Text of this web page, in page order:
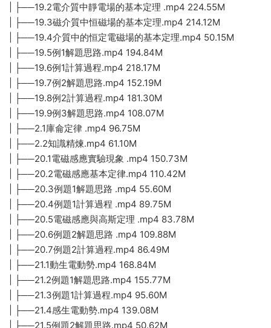
| ├──19.2電介質中靜電場的基本定理 .mp4 224.55M
| ├──19.3磁介質中恒磁場的基本定理.mp4 214.12M
| ├──19.4介質中的恒定電磁場的基本定理.mp4 50.15M
| ├──19.5例1解題思路.mp4 194.84M
| ├──19.6例1計算過程.mp4 218.17M
| ├──19.7例2解題思路.mp4 152.19M
| ├──19.8例2計算過程.mp4 181.30M
| ├──19.9例3解題思路.mp4 108.07M
| ├──2.1庫侖定律 .mp4 96.75M
| ├──2.2知識精煉.mp4 61.10M
| ├──20.1電磁感應實驗現象 .mp4 150.73M
| ├──20.2電磁感應基本定律.mp4 110.42M
| ├──20.3例題1解題思路 .mp4 55.60M
| ├──20.4例題1計算過程 .mp4 89.75M
| ├──20.5電磁感應與高斯定理 .mp4 83.78M
| ├──20.6例題2解題思路 .mp4 109.88M
| ├──20.7例題2計算過程.mp4 86.49M
| ├──21.1動生電動勢.mp4 168.84M
| ├──21.2例題1解題思路.mp4 155.77M
| ├──21.3例題1計算過程.mp4 95.60M
| ├──21.4感生電動勢.mp4 139.08M
| ├──21.5例題2解題思路.mp4 50.62M